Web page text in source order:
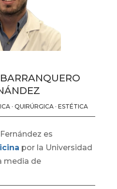
· QUIRÚRGICA · ESTÉTICA
es
por la Universidad
media de